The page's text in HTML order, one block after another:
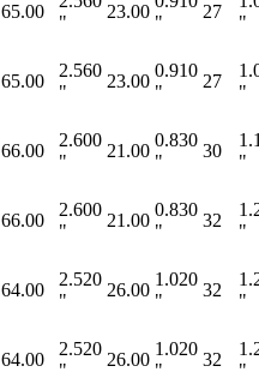
65.00
"
23.00
"
27
"
65.00
2.560
"
23.00
0.910
"
27
"
66.00
2.600
"
21.00
0.830
"
30
"
66.00
2.600
"
21.00
0.830
"
32
"
64.00
2.520
"
26.00
1.020
"
32
"
64.00
2.520
"
26.00
1.020
"
32
"